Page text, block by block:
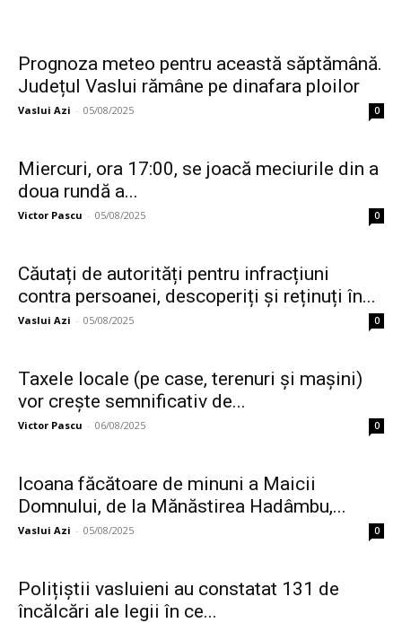
Prognoza meteo pentru această săptămână.
Județul Vaslui rămâne pe dinafara ploilor
Vaslui Azi - 05/08/2025 0
Miercuri, ora 17:00, se joacă meciurile din a
doua rundă a...
Victor Pascu - 05/08/2025 0
Căutați de autorități pentru infracțiuni
contra persoanei, descoperiți și reținuți în...
Vaslui Azi - 05/08/2025 0
Taxele locale (pe case, terenuri și mașini)
vor crește semnificativ de...
Victor Pascu - 06/08/2025 0
Icoana făcătoare de minuni a Maicii
Domnului, de la Mănăstirea Hadâmbu,...
Vaslui Azi - 05/08/2025 0
Polițiștii vasluieni au constatat 131 de
încălcări ale legii în ce...